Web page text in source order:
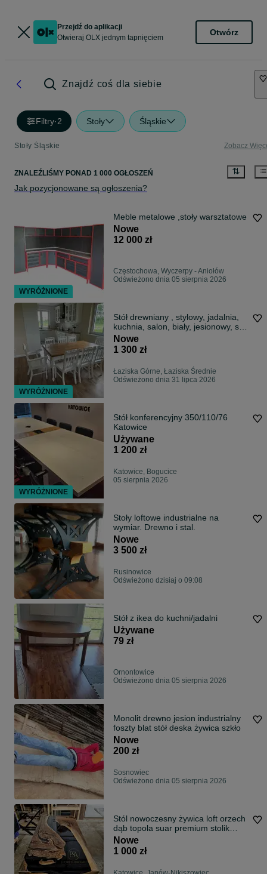
Przejdź do aplikacji
Otwieraj OLX jednym tapnięciem
Otwórz
Znajdź coś dla siebie
Filtry·2 Stoły Śląskie
Stoły Śląskie Zobacz
ZNALEŹLIŚMY PONAD 1 000 OGŁOSZEŃ
Jak pozycjonowane są ogłoszenia?
Meble metalowe ,stoły warsztatowe
Nowe
12 000 zł
Częstochowa, Wyczerpy - Aniołów
Odświeżono dnia 05 sierpnia 2026
Stół drewniany , stylowy, jadalnia,
kuchnia, salon, biały, jesionowy, styl
Landhaus, rozkładany.
Nowe
1 300 zł
Łaziska Górne, Łaziska Średnie
Odświeżono dnia 31 lipca 2026
Stół konferencyjny 350/110/76
Katowice
Używane
1 200 zł
Katowice, Bogucice
05 sierpnia 2026
Stoły loftowe industrialne na
wymiar. Drewno i stal.
Nowe
3 500 zł
Rusinowice
Odświeżono dzisiaj o 09:08
Stół z ikea do kuchni/jadalni
Używane
79 zł
Ornontowice
Odświeżono dnia 05 sierpnia 2026
Monolit drewno jesion industrialny
foszty blat stół deska żywica szkło
Nowe
200 zł
Sosnowiec
Odświeżono dnia 05 sierpnia 2026
Stól nowoczesny żywica loft orzech
dąb topola suar premium stolik
kawowy
Nowe
1 000 zł
WYRÓŻNIONE
WYRÓŻNIONE
WYRÓŻNIONE